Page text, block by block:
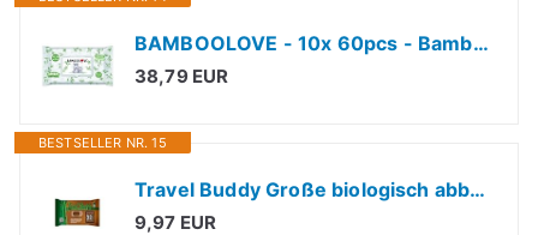
BAMBOOLOVE - 10x 60pcs - Bambus-Feuchttücher - Hypoallergene Baby-Feuchttücher - Besonders weiche und sanfte Feuchttücher - Für Babys - 99,3% Wasser - Biologisch abbaubar
38,79 EUR
BESTSELLER NR. 15
Travel Buddy Große biologisch abbaubare feuchttuecher - Fitnessstudio, Sport, Reisen, Camping, Festival, Wandern, Zelten, Gadgets/Zubehör
9,97 EUR